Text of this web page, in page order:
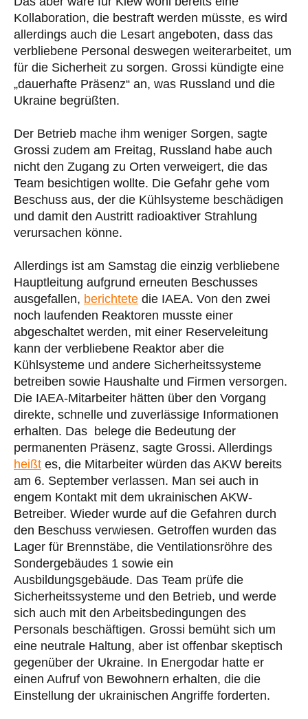
Kollaboration, die bestraft werden müsste, es wird
allerdings auch die Lesart angeboten, dass das
verbliebene Personal deswegen weiterarbeitet, um
für die Sicherheit zu sorgen. Grossi kündigte eine
„dauerhafte Präsenz“ an, was Russland und die
Ukraine begrüßten.
Der Betrieb mache ihm weniger Sorgen, sagte
Grossi zudem am Freitag, Russland habe auch
nicht den Zugang zu Orten verweigert, die das
Team besichtigen wollte. Die Gefahr gehe vom
Beschuss aus, der die Kühlsysteme beschädigen
und damit den Austritt radioaktiver Strahlung
verursachen könne.
Allerdings ist am Samstag die einzig verbliebene
Hauptleitung aufgrund erneuten Beschusses
ausgefallen, berichtete die IAEA. Von den zwei
noch laufenden Reaktoren musste einer
abgeschaltet werden, mit einer Reserveleitung
kann der verbliebene Reaktor aber die
Kühlsysteme und andere Sicherheitssysteme
betreiben sowie Haushalte und Firmen versorgen.
Die IAEA-Mitarbeiter hätten über den Vorgang
direkte, schnelle und zuverlässige Informationen
erhalten. Das belege die Bedeutung der
permanenten Präsenz, sagte Grossi. Allerdings
heißt es, die Mitarbeiter würden das AKW bereits
am 6. September verlassen. Man sei auch in
engem Kontakt mit dem ukrainischen AKW-
Betreiber. Wieder wurde auf die Gefahren durch
den Beschuss verwiesen. Getroffen wurden das
Lager für Brennstäbe, die Ventilationsröhre des
Sondergebäudes 1 sowie ein
Ausbildungsgebäude. Das Team prüfe die
Sicherheitssysteme und den Betrieb, und werde
sich auch mit den Arbeitsbedingungen des
Personals beschäftigen. Grossi bemüht sich um
eine neutrale Haltung, aber ist offenbar skeptisch
gegenüber der Ukraine. In Energodar hatte er
einen Aufruf von Bewohnern erhalten, die die
Einstellung der ukrainischen Angriffe forderten.